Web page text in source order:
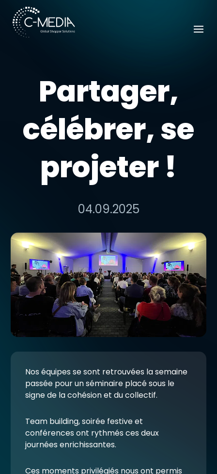
Partager,
célébrer, se
projeter !
04.09.2025
Nos équipes se sont retrouvées la semaine
passée pour un séminaire placé sous le
signe de la cohésion et du collectif.
Team building, soirée festive et
conférences ont rythmés ces deux
journées enrichissantes.
Ces moments privilégiés nous ont permis